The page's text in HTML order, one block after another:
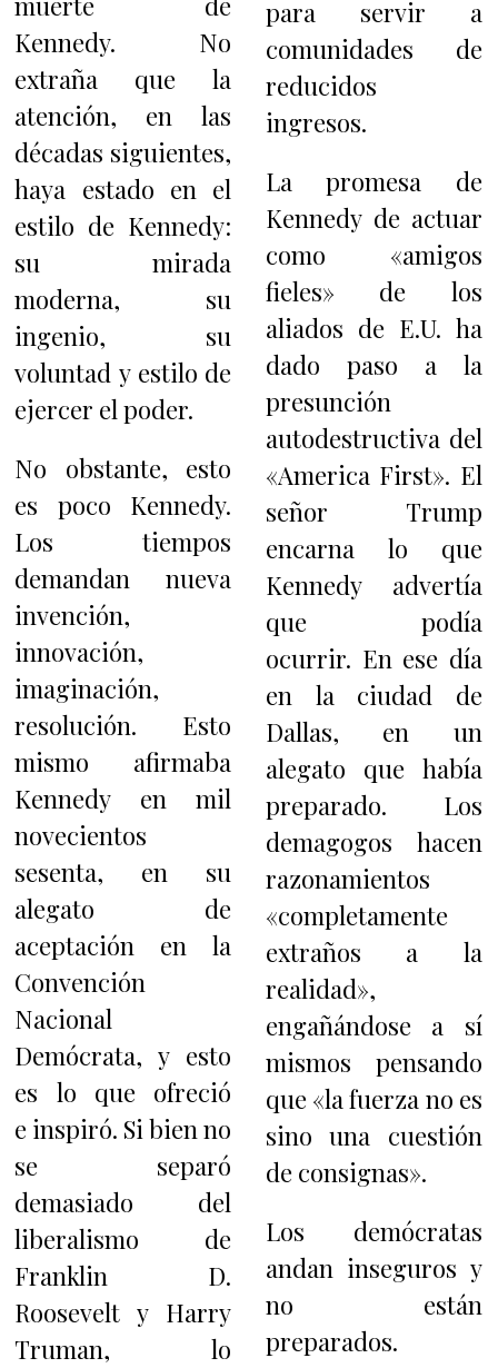
Kennedy. No
extraña que la
atención, en las
décadas siguientes,
haya estado en el
estilo de Kennedy:
su mirada
moderna, su
ingenio, su
voluntad y estilo de
ejercer el poder.
No obstante, esto
es poco Kennedy.
Los tiempos
demandan nueva
invención,
innovación,
imaginación,
resolución. Esto
mismo afirmaba
Kennedy en mil
novecientos
sesenta, en su
alegato de
aceptación en la
Convención
Nacional
Demócrata, y esto
es lo que ofreció
e inspiró. Si bien no
se separó
demasiado del
liberalismo de
Franklin D.
Roosevelt y Harry
Truman, lo
para servir a
comunidades de
reducidos
ingresos.
La promesa de
Kennedy de actuar
como «amigos
fieles» de los
aliados de E.U. ha
dado paso a la
presunción
autodestructiva del
«America First». El
señor Trump
encarna lo que
Kennedy advertía
que podía
ocurrir. En ese día
en la ciudad de
Dallas, en un
alegato que había
preparado. Los
demagogos hacen
razonamientos
«completamente
extraños a la
realidad»,
engañándose a sí
mismos pensando
que «la fuerza no es
sino una cuestión
de consignas».
Los demócratas
andan inseguros y
no están
preparados.